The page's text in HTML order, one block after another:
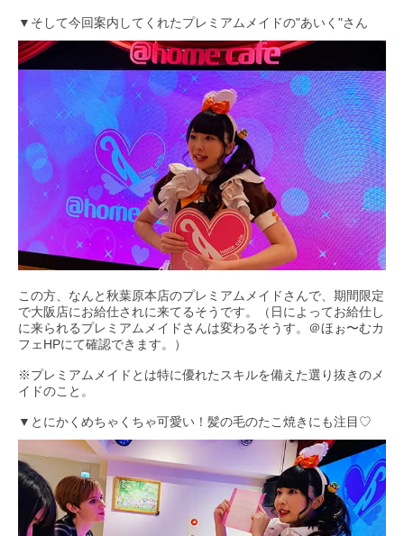
▼そして今回案内してくれたプレミアムメイドの"あいく"さん
この方、なんと秋葉原本店のプレミアムメイドさんで、期間限定
で大阪店にお給仕されに来てるそうです。（日によってお給仕し
に来られるプレミアムメイドさんは変わるそうす。＠ほぉ〜むカ
フェHPにて確認できます。）
※プレミアムメイドとは特に優れたスキルを備えた選り抜きのメ
イドのこと。
▼とにかくめちゃくちゃ可愛い！髪の毛のたこ焼きにも注目♡